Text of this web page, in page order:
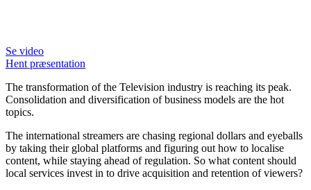
Se video
Hent præsentation
The transformation of the Television industry is reaching its peak.
Consolidation and diversification of business models are the hot
topics.
The international streamers are chasing regional dollars and eyeballs
by taking their global platforms and figuring out how to localise
content, while staying ahead of regulation. So what content should
local services invest in to drive acquisition and retention of viewers?